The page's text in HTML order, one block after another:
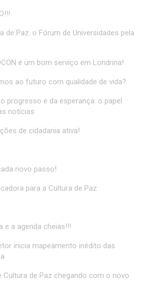
de Paz: o Fórum de Universidades pela
é um bom serviço em Londrina!
ao futuro com qualidade de vida?
progresso e da esperança: o papel
notícias
de cidadania ativa!
novo passo!
para a Cultura de Paz
e a agenda cheias!!!
inicia mapeamento inédito das
Cultura de Paz chegando com o novo